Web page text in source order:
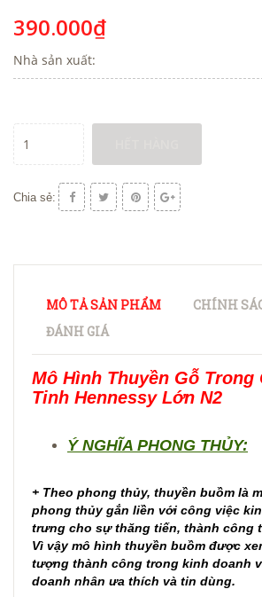
390.000₫
Nhà sản xuất:
Chia sẻ:
MÔ TẢ SẢN PHẨM
CHÍNH
ĐÁNH GIÁ
Mô Hình Thuyền Gỗ Trong
Tinh Hennessy Lớn N2
Ý NGHĨA PHONG THỦY:
+ Theo phong thủy, thuyền buồm là
phong thủy gắn liền với công việc
trưng cho sự thăng tiến, thành công
Vì vậy mô hình thuyền buồm được
tượng thành công trong kinh doanh
doanh nhân ưa thích và tin dùng.